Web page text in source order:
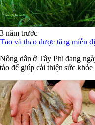
3 năm trước
Tảo và thảo dược tăng miễn
Nông dân ở Tây Phi đang
tảo để giúp cải thiện sức khỏe